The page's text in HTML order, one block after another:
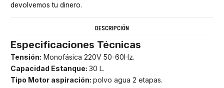
devolvemos tu dinero.
DESCRIPCIÓN
Especificaciones Técnicas
Tensión: Monofásica 220V 50-60Hz.
Capacidad Estanque: 30 L.
Tipo Motor aspiración: polvo agua 2 etapas.